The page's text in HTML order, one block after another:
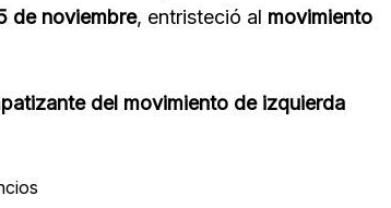
de noviembre, entristeció al movimiento
del movimiento de izquierda